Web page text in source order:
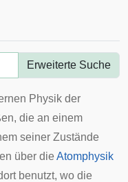
Erweiterte Suche
Physik der
die an einem
seiner Zustände
über die Atomphysik
benutzt, wo die